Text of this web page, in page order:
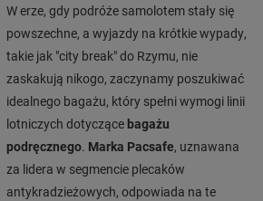
W erze, gdy podróże samolotem stały się
powszechne, a wyjazdy na krótkie wypady,
takie jak "city break" do Rzymu, nie
zaskakują nikogo, zaczynamy poszukiwać
idealnego bagażu, który spełni wymogi linii
lotniczych dotyczącebagażu
podręcznego. Marka Pacsafe, uznawana
za lidera w segmencie plecaków
antykradzieżowych, odpowiada na te